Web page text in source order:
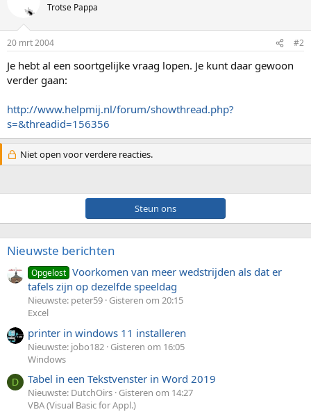
Trotse Pappa
20 mrt 2004 #2
Je hebt al een soortgelijke vraag lopen. Je kunt daar gewoon
verder gaan:
http://www.helpmij.nl/forum/showthread.php?
s=&threadid=156356
Niet open voor verdere reacties.
Steun ons
Nieuwste berichten
Opgelost Voorkomen van meer wedstrijden als dat er
tafels zijn op dezelfde speeldag
Nieuwste: peter59 Gisteren om 20:15
Excel
printer in windows 11 installeren
Nieuwste: jobo182 Gisteren om 16:05
Windows
D Tabel in een Tekstvenster in Word 2019
Nieuwste: DutchOirs Gisteren om 14:27
VBA (Visual Basic for Appl.)